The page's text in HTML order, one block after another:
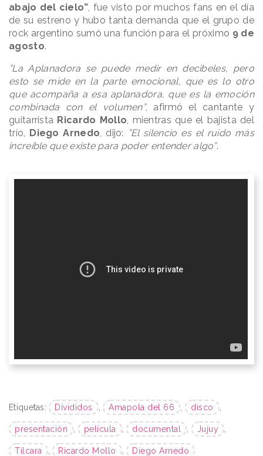
abajo del cielo”, fue visto por muchos fans en el día
de su estreno y hubo tanta demanda que el grupo de
rock argentino sumó una función para el próximo 9 de
agosto.
”La Aplanadora se puede medir en decibeles, pero
esto se mide en la parte emocional, que es lo otro
que acompaña a esa aplanadora, que es la emoción
combinada con el volumen”, afirmó el cantante y
guitarrista Ricardo Mollo, mientras que el bajista del
trío, Diego Arnedo, dijo:
”El silencio es el ruido más
increíble que existe para poder entender algo”.
Etiquetas: Divididos , Amapola del 66 , disco ,
presentación película , documental Jujuy
Tilcara , Ricardo Mollo , Diego Arnedo